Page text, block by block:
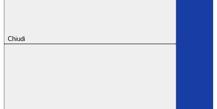
Chiudi